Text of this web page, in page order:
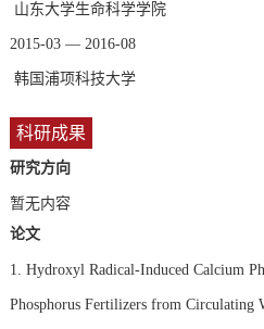
山东大学生命科学学院
2015-03 — 2016-08
韩国浦项科技大学
科研成果
研究方向
暂无内容
论文
1. Hydroxyl Radical-Induced Calcium
Phosphorus Fertilizers from Circulating